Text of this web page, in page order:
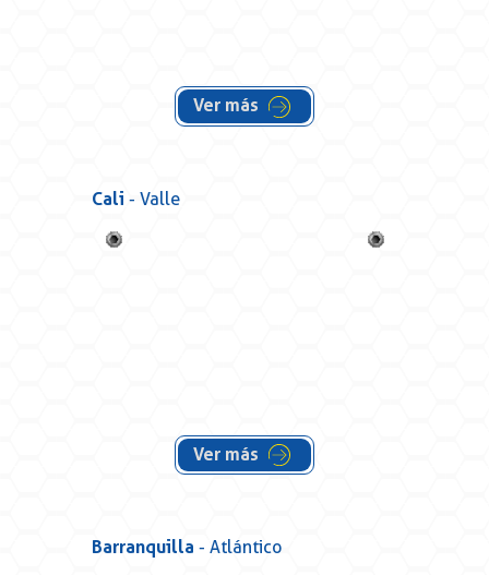
Ver más
Cali - Valle
Ver más
Barranquilla - Atlántico